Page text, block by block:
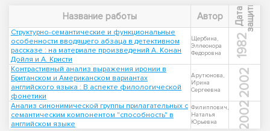
Название работы Автор Д
а
т
а
з
а
щ
и
т ы
Структурно-семантические и функциональные
особенности вводящего абзаца в детективном
рассказе : на материале произведений А. Конан
Дойля и А. Кристи
Щербина,
Эллеонора
Федоровна
1982
Контрастивный анализ выражения иронии в
Британском и Американском вариантах
английского языка : В аспекте филологической
фонетики
Арутюнова,
Ирина
Сергеевна
2002
Анализ синонимической группы прилагательных с
семантическим компонентом "способность" в
английском языке
Филиппович,
Наталья
Юрьевна
2002